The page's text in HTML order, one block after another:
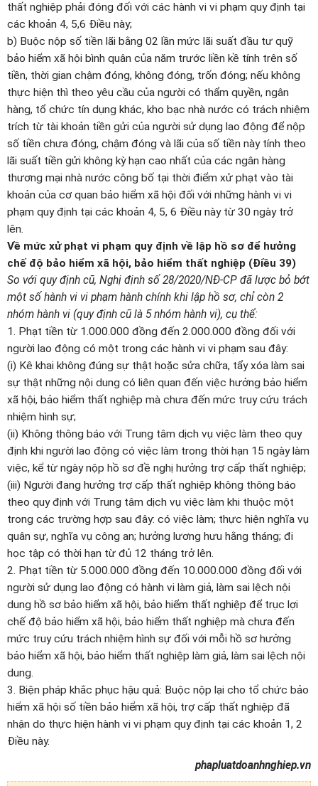
thất nghiệp phải đóng đối với các hành vi vi phạm quy định tại
các khoản 4, 5,6 Điều này;
b) Buộc nộp số tiền lãi bằng 02 lần mức lãi suất đầu tư quỹ
bảo hiểm xã hội bình quân của năm trước liền kề tính trên số
tiền, thời gian chậm đóng, không đóng, trốn đóng; nếu không
thực hiện thì theo yêu cầu của người có thẩm quyền, ngân
hàng, tổ chức tín dụng khác, kho bạc nhà nước có trách nhiệm
trích từ tài khoản tiền gửi của người sử dụng lao động để nộp
số tiền chưa đóng, chậm đóng và lãi của số tiền này tính theo
lãi suất tiền gửi không kỳ hạn cao nhất của các ngân hàng
thương mại nhà nước công bố tại thời điểm xử phạt vào tài
khoản của cơ quan bảo hiểm xã hội đối với những hành vi vi
phạm quy định tại các khoản 4, 5, 6 Điều này từ 30 ngày trở
lên.
Về mức xử phạt vi phạm quy định về lập hồ sơ để hưởng
chế độ bảo hiểm xã hội, bảo hiểm thất nghiệp (Điều 39)
So với quy định cũ, Nghị định số 28/2020/NĐ-CP đã lược bỏ bớt
một số hành vi vi phạm hành chính khi lập hồ sơ, chỉ còn 2
nhóm hành vi (quy định cũ là 5 nhóm hành vi), cụ thể:
1. Phạt tiền từ 1.000.000 đồng đến 2.000.000 đồng đối với
người lao động có một trong các hành vi vi phạm sau đây:
(i) Kê khai không đúng sự thật hoặc sửa chữa, tẩy xóa làm sai
sự thật những nội dung có liên quan đến việc hưởng bảo hiểm
xã hội, bảo hiểm thất nghiệp mà chưa đến mức truy cứu trách
nhiệm hình sự;
(ii) Không thông báo với Trung tâm dịch vụ việc làm theo quy
định khi người lao động có việc làm trong thời hạn 15 ngày làm
việc, kể từ ngày nộp hồ sơ đề nghị hưởng trợ cấp thất nghiệp;
(iii) Người đang hưởng trợ cấp thất nghiệp không thông báo
theo quy định với Trung tâm dịch vụ việc làm khi thuộc một
trong các trường hợp sau đây: có việc làm; thực hiện nghĩa vụ
quân sự, nghĩa vụ công an; hưởng lương hưu hằng tháng; đi
học tập có thời hạn từ đủ 12 tháng trở lên.
2. Phạt tiền từ 5.000.000 đồng đến 10.000.000 đồng đối với
người sử dụng lao động có hành vi làm giả, làm sai lệch nội
dung hồ sơ bảo hiểm xã hội, bảo hiểm thất nghiệp để trục lợi
chế độ bảo hiểm xã hội, bảo hiểm thất nghiệp mà chưa đến
mức truy cứu trách nhiệm hình sự đối với mỗi hồ sơ hưởng
bảo hiểm xã hội, bảo hiểm thất nghiệp làm giả, làm sai lệch nội
dung.
3. Biện pháp khắc phục hậu quả: Buộc nộp lại cho tổ chức bảo
hiểm xã hội số tiền bảo hiểm xã hội, trợ cấp thất nghiệp đã
nhận do thực hiện hành vi vi phạm quy định tại các khoản 1, 2
Điều này.
phapluatdoanhnghiep.vn